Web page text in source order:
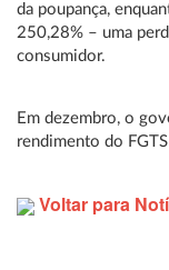
da poupança,
250,28% – uma
consumidor.
Em dezembro, o
rendimento do
Voltar para